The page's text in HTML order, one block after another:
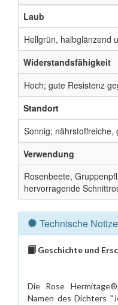
Laub
Hellgrün, halbglänzend
Widerstandsfähigkeit
Hoch; gute Resistenz
Standort
Sonnig; nährstoffreiche,
Verwendung
Rosenbeete,
hervorragende
Technische
Geschichte und
Die Rose
Namen des Dichters